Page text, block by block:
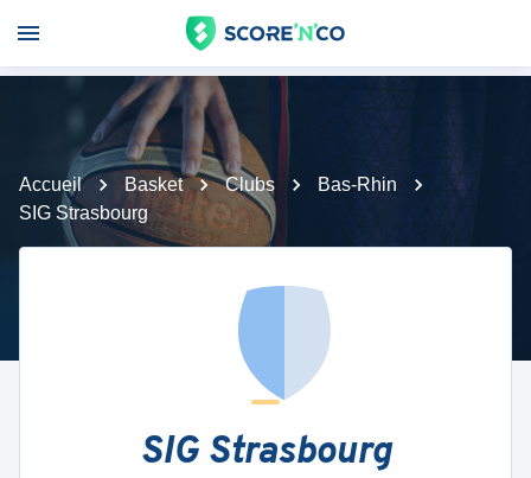
Accueil Basket Clubs
Bas-Rhin
SIG Strasbourg
SIG Strasbourg